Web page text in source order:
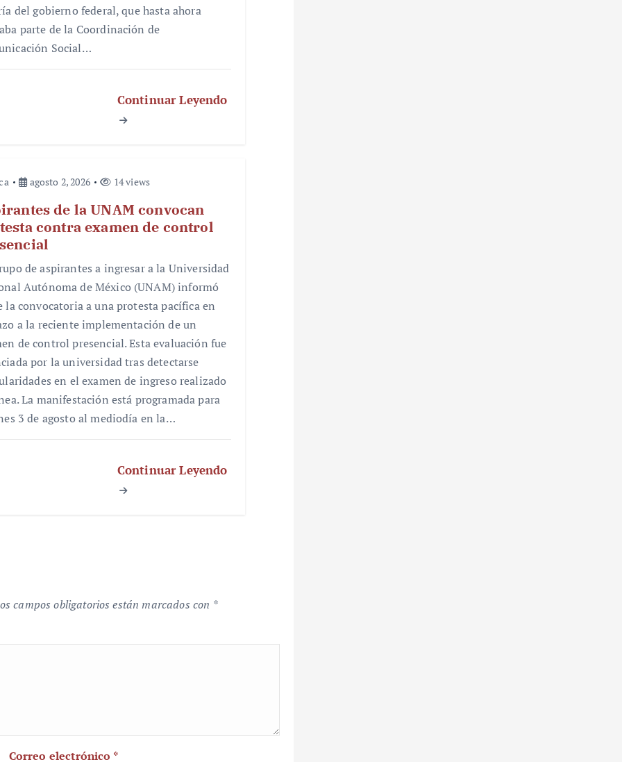
del gobierno federal, que hasta ahora
parte de la Coordinación de
Social…
Continuar Leyendo
agosto 2, 2026 14 views
de la UNAM convocan
contra examen de control
de aspirantes a ingresar a la Universidad
Autónoma de México (UNAM) informó
la convocatoria a una protesta pacífica en
a la reciente implementación de un
de control presencial. Esta evaluación fue
por la universidad tras detectarse
en el examen de ingreso realizado
La manifestación está programada para
3 de agosto al mediodía en la…
Continuar Leyendo
campos obligatorios están marcados con *
Correo electrónico *